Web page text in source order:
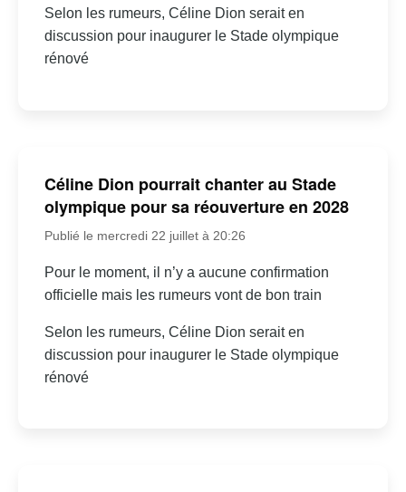
Selon les rumeurs, Céline Dion serait en
discussion pour inaugurer le Stade olympique
rénové
Céline Dion pourrait chanter au Stade
olympique pour sa réouverture en 2028
Publié le mercredi 22 juillet à 20:26
Pour le moment, il n’y a aucune confirmation
officielle mais les rumeurs vont de bon train
Selon les rumeurs, Céline Dion serait en
discussion pour inaugurer le Stade olympique
rénové